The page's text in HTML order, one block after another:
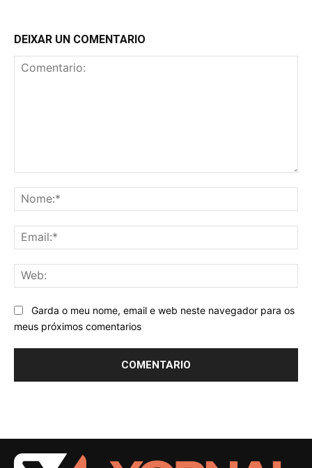
DEIXAR UN COMENTARIO
Garda o meu nome, email e web neste navegador para os
meus próximos comentarios